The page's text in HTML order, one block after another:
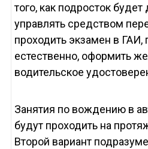
того, как подросток
управлять средством
проходить экзамен в ГАИ,
естественно, оформить
водительское
Занятия по вождению в
будут проходить на
Второй вариант